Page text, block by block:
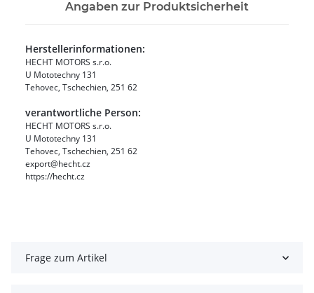
Angaben zur Produktsicherheit
Herstellerinformationen:
HECHT MOTORS s.r.o.
U Mototechny 131
Tehovec, Tschechien, 251 62
verantwortliche Person:
HECHT MOTORS s.r.o.
U Mototechny 131
Tehovec, Tschechien, 251 62
export@hecht.cz
https://hecht.cz
Frage zum Artikel